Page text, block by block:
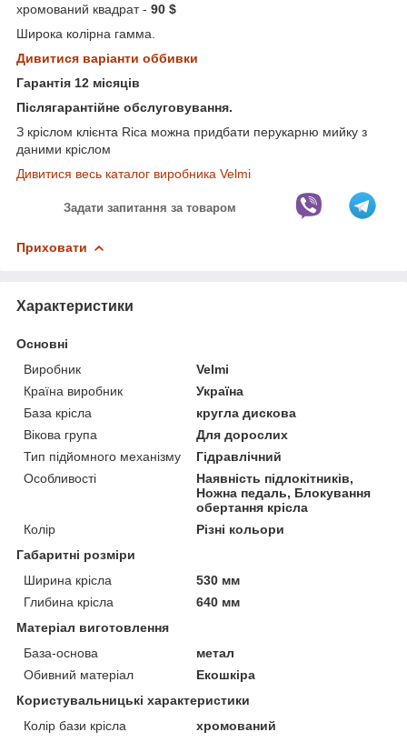
хромований квадрат - 90 $
Широка колірна гамма.
Дивитися варіанти оббивки
Гарантія 12 місяців
Післягарантійне обслуговування.
З кріслом клієнта Rica можна придбати перукарню мийку з
даними кріслом
Дивитися весь каталог виробника Velmi
Задати запитання за товаром
Приховати
Характеристики
Основні
Виробник
Velmi
Країна виробник
Україна
База крісла
кругла дискова
Вікова група
Для дорослих
Тип підйомного механізму
Гідравлічний
Особливості
Наявність підлокітників,
Ножна педаль, Блокування
обертання крісла
Колір
Різні кольори
Габаритні розміри
Ширина крісла
530 мм
Глибина крісла
640 мм
Матеріал виготовлення
База-основа
метал
Обивний матеріал
Екошкіра
Користувальницькі характеристики
Колір бази крісла
хромований